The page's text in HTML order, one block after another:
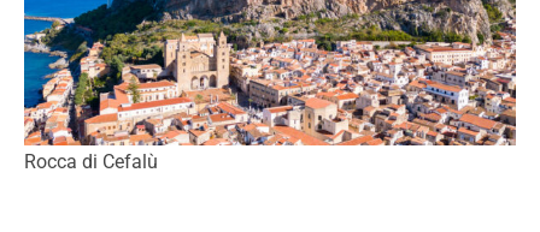
Rocca di Cefalù